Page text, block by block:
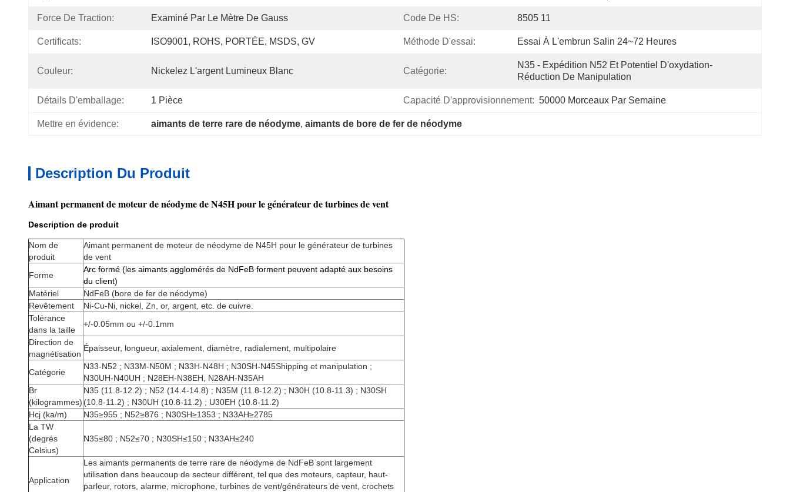
Force De Traction: Examiné Par Le Mètre De Gauss Code De HS: 8505 11
Certificats: ISO9001, ROHS, PORTÉE, MSDS, GV Méthode D'essai: Essai À L'embrun Salin 24~72 Heures
Couleur: Nickelez L'argent Lumineux Blanc Catégorie:
N35 - Expédition N52 Et Potentiel D'oxydation-
Réduction De Manipulation
Détails D'emballage: 1 Pièce Capacité D'approvisionnement: 50000 Morceaux Par Semaine
Mettre en évidence: aimants de terre rare de néodyme, aimants de bore de fer de néodyme
Description Du Produit
Aimant permanent de moteur de néodyme de N45H pour le générateur de turbines de vent
Description de produit
Nom de
produit
Aimant permanent de moteur de néodyme de N45H pour le générateur de turbines
de vent
Forme
Arc formé (les aimants agglomérés de NdFeB forment peuvent adapté aux besoins
du client)
Matériel
NdFeB (bore de fer de néodyme)
Revêtement
Ni-Cu-Ni, nickel, Zn, or, argent, etc. de cuivre.
Tolérance
dans la taille
+/-0.05mm ou +/-0.1mm
Direction de
magnétisation
Épaisseur, longueur, axialement, diamètre, radialement, multipolaire
Catégorie
N33-N52 ; N33M-N50M ; N33H-N48H ; N30SH-N45Shipping et manipulation ;
N30UH-N40UH ; N28EH-N38EH, N28AH-N35AH
Br
(kilogrammes)
N35 (11.8-12.2) ; N52 (14.4-14.8) ; N35M (11.8-12.2) ; N30H (10.8-11.3) ; N30SH
(10.8-11.2) ; N30UH (10.8-11.2) ; U30EH (10.8-11.2)
Hcj (ka/m)
N35≥955 ; N52≥876 ; N30SH≥1353 ; N33AH≥2785
La TW
(degrés
Celsius)
N35≤80 ; N52≤70 ; N30SH≤150 ; N33AH≤240
Application
Les aimants permanents de terre rare de néodyme de NdFeB sont largement
utilisation dans beaucoup de secteur différent, tel que des moteurs, capteur, haut-
parleur, rotors, alarme, microphone, turbines de vent/générateurs de vent, crochets